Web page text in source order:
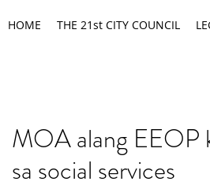
HOME THE 21st CITY COUNCIL
MOA alang EEOP
sa social services